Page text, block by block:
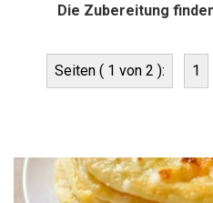
Die Zubereitung
Seiten ( 1 von 2 ): 1